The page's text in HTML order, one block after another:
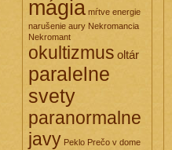
mágia mŕtve energie
narušenie aury Nekromancia
Nekromant
okultizmus oltár
paralelne
svety
paranormalne
javy Peklo Prečo v dome